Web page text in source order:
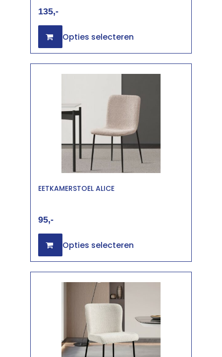
135
Opties selecteren
EETKAMERSTOEL ALICE
95
Opties selecteren